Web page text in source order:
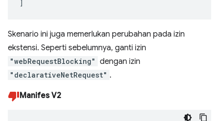
]
Skenario ini juga memerlukan perubahan pada izin
ekstensi. Seperti sebelumnya, ganti izin
"webRequestBlocking" dengan izin
"declarativeNetRequest" .
Manifes V2